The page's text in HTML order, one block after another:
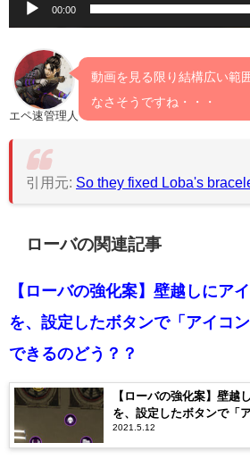
00:00
エペ速管理人
動画を見る限り結構広い範
なさそうですね・・・
引用元: So they fixed Loba's
ローバの関連記事
【ローバの強化案】壁越しにア
を、設定したボタンで「アイコ
できるのどう？？
【ローバの強化案】壁越
を、設定したボタンで「
できるのどう？？
2021.5.12